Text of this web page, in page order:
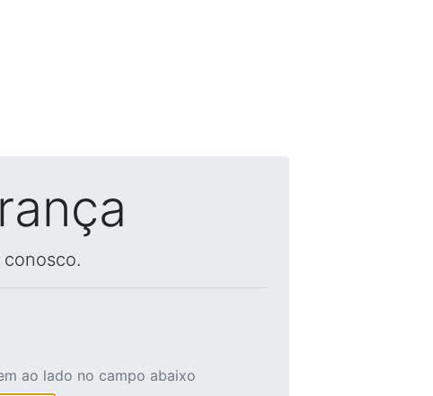
ao lado no campo abaixo